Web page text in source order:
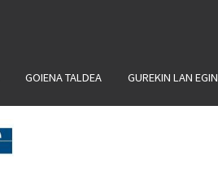
GOIENA TALDEA GUREKIN LAN EGIN